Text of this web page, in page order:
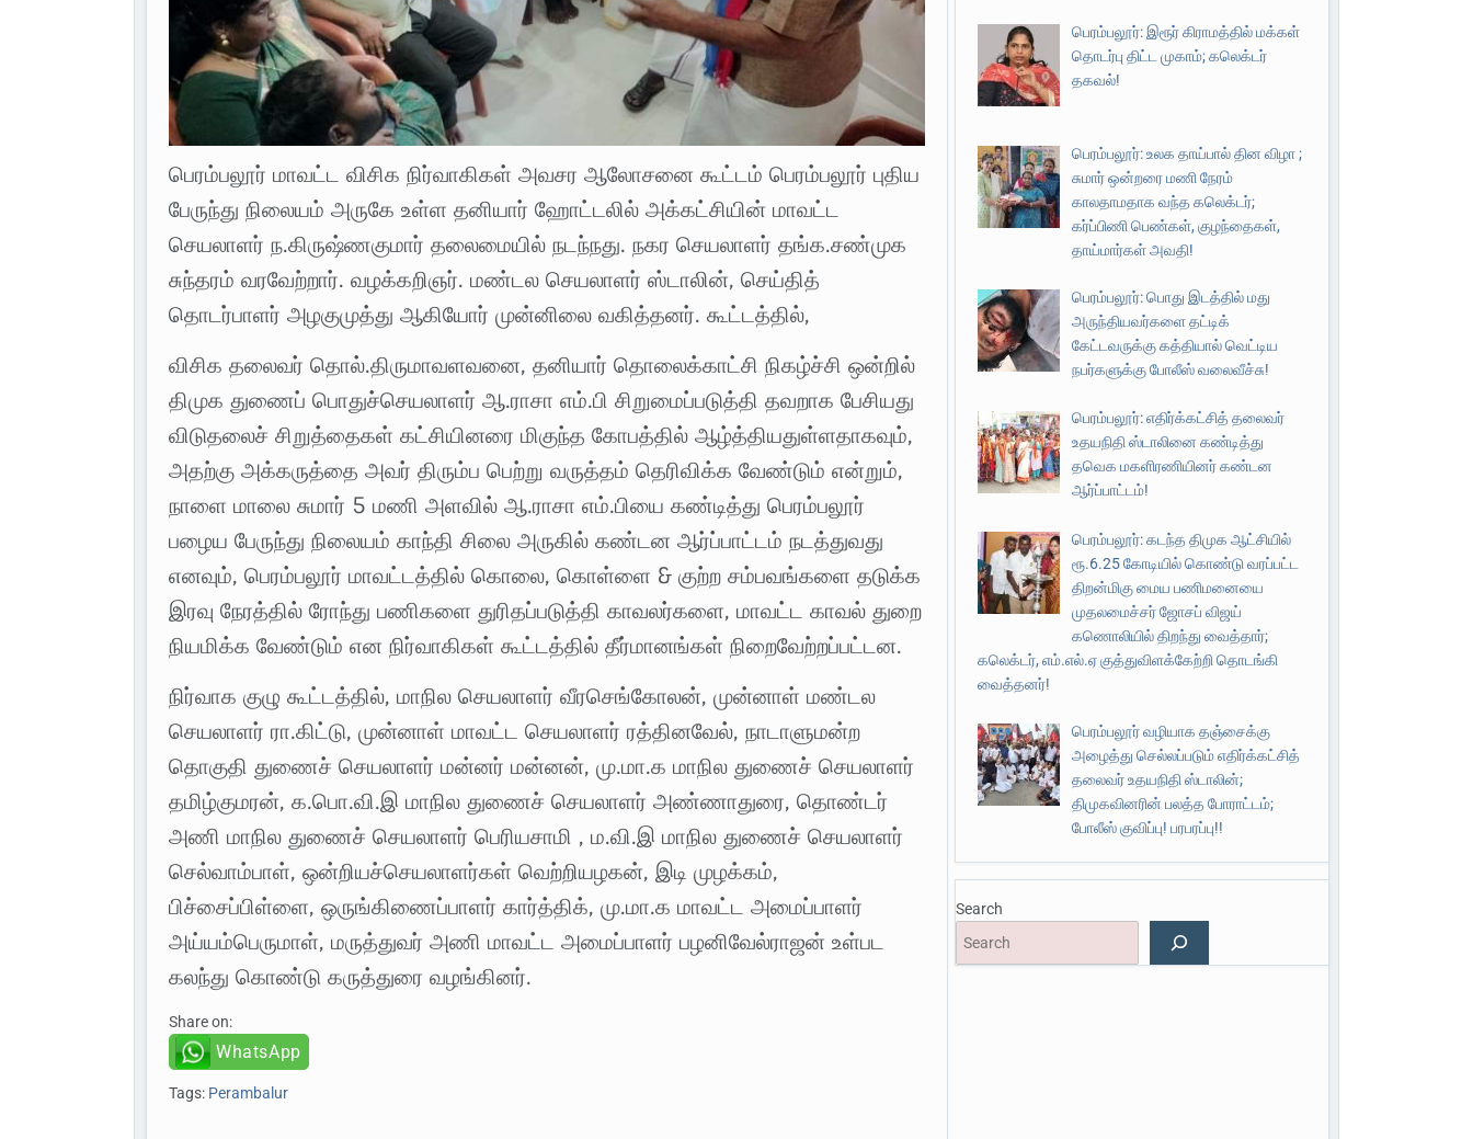
பெரம்பலூர் மாவட்ட விசிக நிர்வாகிகள் அவசர ஆலோசனை கூட்டம் பெரம்பலூர் புதிய
பேருந்து நிலையம் அருகே உள்ள தனியார் ஹோட்டலில் அக்கட்சியின் மாவட்ட
செயலாளர் ந.கிருஷ்ணகுமார் தலைமையில் நடந்நது. நகர செயலாளர் தங்க.சண்முக
சுந்தரம் வரவேற்றார். வழக்கறிஞர். மண்டல செயலாளர் ஸ்டாலின், செய்தித்
தொடர்பாளர் அழகுமுத்து ஆகியோர் முன்னிலை வகித்தனர். கூட்டத்தில்,
விசிக தலைவர் தொல்.திருமாவளவனை, தனியார் தொலைக்காட்சி நிகழ்ச்சி ஒன்றில்
திமுக துணைப் பொதுச்செயலாளர் ஆ.ராசா எம்.பி சிறுமைப்படுத்தி தவறாக பேசியது
விடுதலைச் சிறுத்தைகள் கட்சியினரை மிகுந்த கோபத்தில் ஆழ்த்தியதுள்ளதாகவும்,
அதற்கு அக்கருத்தை அவர் திரும்ப பெற்று வருத்தம் தெரிவிக்க வேண்டும் என்றும்,
நாளை மாலை சுமார் 5 மணி அளவில் ஆ.ராசா எம்.பியை கண்டித்து பெரம்பலூர்
பழைய பேருந்து நிலையம் காந்தி சிலை அருகில் கண்டன ஆர்ப்பாட்டம் நடத்துவது
எனவும், பெரம்பலூர் மாவட்டத்தில் கொலை, கொள்ளை & குற்ற சம்பவங்களை தடுக்க
இரவு நேரத்தில் ரோந்து பணிகளை துரிதப்படுத்தி காவலர்களை, மாவட்ட காவல் துறை
நியமிக்க வேண்டும் என நிர்வாகிகள் கூட்டத்தில் தீர்மானங்கள் நிறைவேற்றப்பட்டன.
நிர்வாக குழு கூட்டத்தில், மாநில செயலாளர் வீரசெங்கோலன், முன்னாள் மண்டல
செயலாளர் ரா.கிட்டு, முன்னாள் மாவட்ட செயலாளர் ரத்தினவேல், நாடாளுமன்ற
தொகுதி துணைச் செயலாளர் மன்னர் மன்னன், மு.மா.க மாநில துணைச் செயலாளர்
தமிழ்குமரன், க.பொ.வி.இ மாநில துணைச் செயலாளர் அண்ணாதுரை, தொண்டர்
அணி மாநில துணைச் செயலாளர் பெரியசாமி , ம.வி.இ மாநில துணைச் செயலாளர்
செல்வாம்பாள், ஒன்றியச்செயலாளர்கள் வெற்றியழகன், இடி முழக்கம்,
பிச்சைப்பிள்ளை, ஒருங்கிணைப்பாளர் கார்த்திக், மு.மா.க மாவட்ட அமைப்பாளர்
அய்யம்பெருமாள், மருத்துவர் அணி மாவட்ட அமைப்பாளர் பழனிவேல்ராஜன் உள்பட
கலந்து கொண்டு கருத்துரை வழங்கினர்.
Share on:
WhatsApp
Tags: Perambalur
பெரம்பலூர்: இரூர் கிராமத்தில் மக்கள்
தொடர்பு திட்ட முகாம்; கலெக்டர்
தகவல்!
பெரம்பலூர்: உலக தாய்பால் தின விழா ;
சுமார் ஒன்றரை மணி நேரம்
காலதாமதாக வந்த கலெக்டர்;
கர்ப்பிணி பெண்கள், குழந்தைகள்,
தாய்மார்கள் அவதி!
பெரம்பலூர்: பொது இடத்தில் மது
அருந்தியவர்களை தட்டிக்
கேட்டவருக்கு கத்தியால் வெட்டிய
நபர்களுக்கு போலீஸ் வலைவீச்சு!
பெரம்பலூர்: எதிர்க்கட்சித் தலைவர்
உதயநிதி ஸ்டாலினை கண்டித்து
தவெக மகளிரணியினர் கண்டன
ஆர்ப்பாட்டம்!
பெரம்பலூர்: கடந்த திமுக ஆட்சியில்
ரூ.6.25 கோடியில் கொண்டு வரப்பட்ட
திறன்மிகு மைய பணிமனையை
முதலமைச்சர் ஜோசப் விஜய்
கணொலியில் திறந்து வைத்தார்;
கலெக்டர், எம்.எல்.ஏ குத்துவிளக்கேற்றி தொடங்கி
வைத்தனர்!
பெரம்பலூர் வழியாக தஞ்சைக்கு
அழைத்து செல்லப்படும் எதிர்க்கட்சித்
தலைவர் உதயநிதி ஸ்டாலின்;
திமுகவினரின் பலத்த போராட்டம்;
போலீஸ் குவிப்பு! பரபரப்பு!!
Search